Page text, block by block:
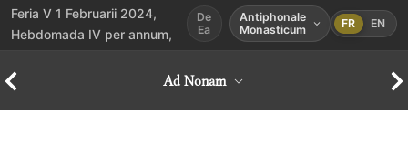
Feria V 1 Februarii 2024,
Hebdomada IV per annum,
De
Ea
Antiphonale
Monasticum
FR EN
Ad Nonam